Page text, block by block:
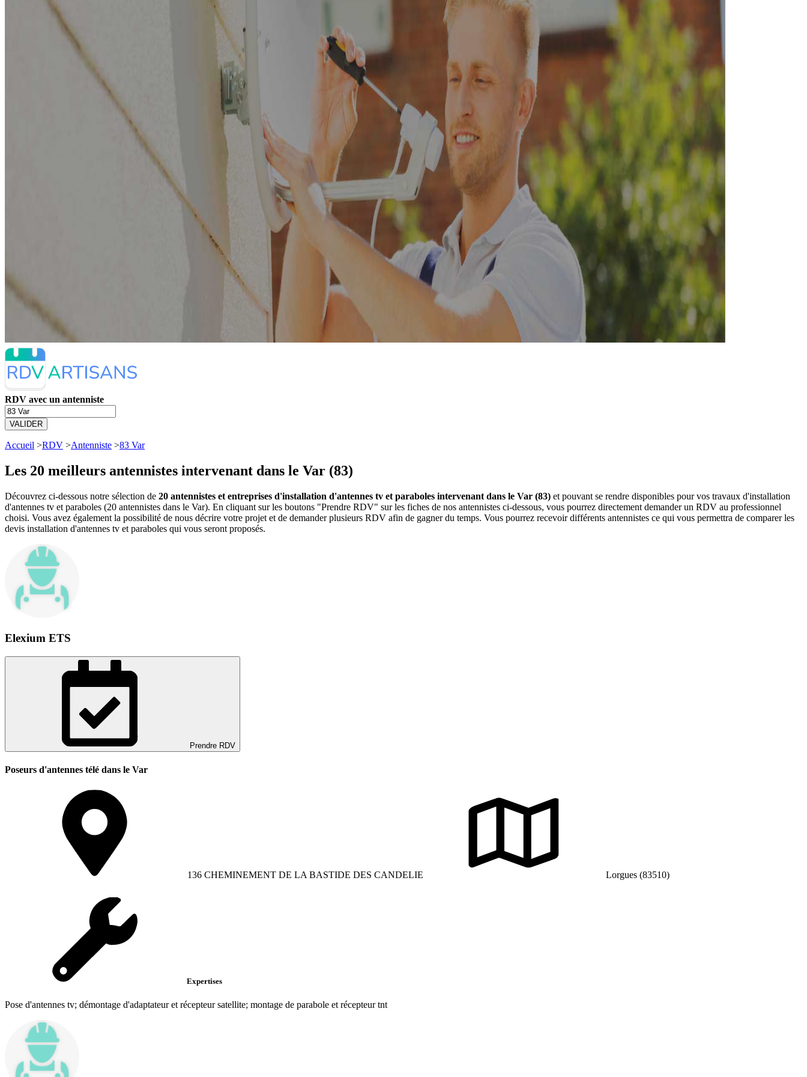
RDV avec un antenniste
VALIDER
Accueil >RDV >Antenniste >83 Var
Les 20 meilleurs antennistes intervenant dans le Var (83)
Découvrez ci-dessous notre sélection de 20 antennistes et entreprises d'installation d'antennes tv et paraboles intervenant dans le Var (83) et pouvant se rendre disponibles pour vos travaux d'installation
d'antennes tv et paraboles (20 antennistes dans le Var). En cliquant sur les boutons "Prendre RDV" sur les fiches de nos antennistes ci-dessous, vous pourrez directement demander un RDV au professionnel
choisi. Vous avez également la possibilité de nous décrire votre projet et de demander plusieurs RDV afin de gagner du temps. Vous pourrez recevoir différents antennistes ce qui vous permettra de comparer les
devis installation d'antennes tv et paraboles qui vous seront proposés.
Elexium ETS
Prendre RDV
Poseurs d'antennes télé dans le Var
136 CHEMINEMENT DE LA BASTIDE DES CANDELIE Lorgues (83510)
Expertises
Pose d'antennes tv; démontage d'adaptateur et récepteur satellite; montage de parabole et récepteur tnt